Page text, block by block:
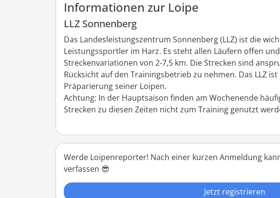
Informationen zur Loipe
LLZ Sonnenberg
Das Landesleistungszentrum Sonnenberg (LLZ) ist die
Leistungssportler im Harz. Es steht allen Läufern offen
Streckenvariationen von 2-7,5 km. Die Strecken sind
Rücksicht auf den Trainingsbetrieb zu nehmen. Das LLZ
Präparierung seiner Loipen.
Achtung: In der Hauptsaison finden am Wochenende
Strecken zu diesen Zeiten nicht zum Training genutzt
Werde Loipenreporter! Nach einer kurzen Anmeldung
verfassen 😎
Jetzt registrieren